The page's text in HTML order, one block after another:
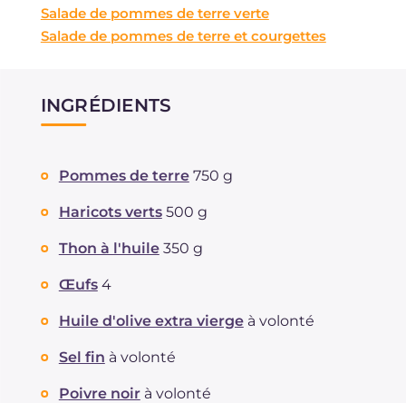
Salade de pommes de terre verte
Salade de pommes de terre et courgettes
INGRÉDIENTS
Pommes de terre 750 g
Haricots verts 500 g
Thon à l'huile 350 g
Œufs 4
Huile d'olive extra vierge à volonté
Sel fin à volonté
Poivre noir à volonté